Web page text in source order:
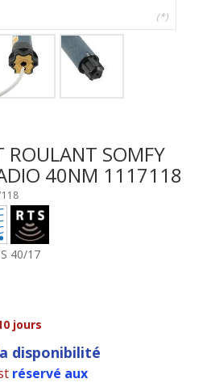
(*)
ROULANT SOMFY
40NM 1117118
40/17
jours
disponibilité
réservé aux